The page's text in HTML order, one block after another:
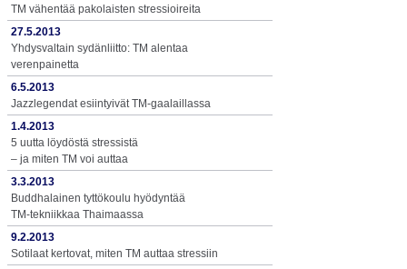
TM vähentää pakolaisten stressioireita
27.5.2013
Yhdysvaltain sydänliitto: TM alentaa
verenpainetta
6.5.2013
Jazzlegendat esiintyivät TM-gaalaillassa
1.4.2013
5 uutta löydöstä stressistä
– ja miten TM voi auttaa
3.3.2013
Buddhalainen tyttökoulu hyödyntää
TM-tekniikkaa Thaimaassa
9.2.2013
Sotilaat kertovat, miten TM auttaa stressiin